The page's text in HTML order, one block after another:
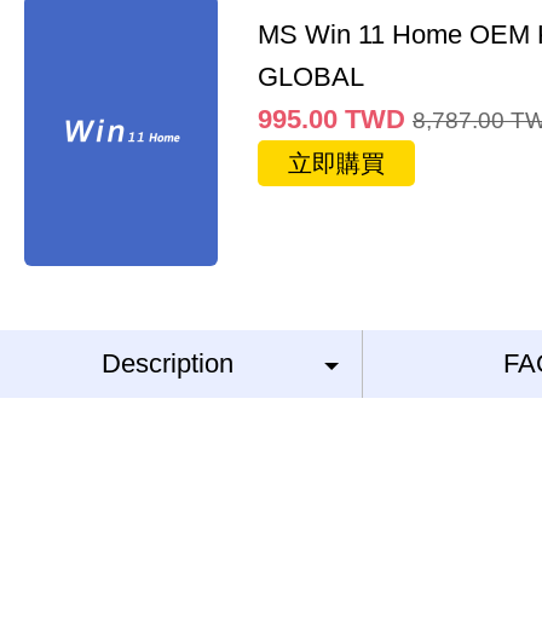
MS Win 11 Home OEM
GLOBAL
995.00 TWD 8,787.00
立即購買
Description